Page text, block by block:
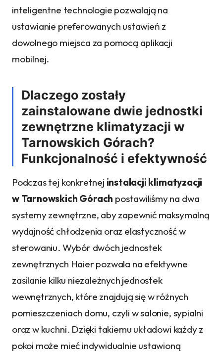
inteligentne technologie pozwalają na
ustawianie preferowanych ustawień z
dowolnego miejsca za pomocą aplikacji
mobilnej.
Dlaczego zostały
zainstalowane dwie jednostki
zewnętrzne klimatyzacji w
Tarnowskich Górach?
Funkcjonalność i efektywność
Podczas tej konkretnej instalacji klimatyzacji
w Tarnowskich Górach postawiliśmy na dwa
systemy zewnętrzne, aby zapewnić maksymalną
wydajność chłodzenia oraz elastyczność w
sterowaniu. Wybór dwóch jednostek
zewnętrznych Haier pozwala na efektywne
zasilanie kilku niezależnych jednostek
wewnętrznych, które znajdują się w różnych
pomieszczeniach domu, czyli w salonie, sypialni
oraz w kuchni. Dzięki takiemu układowi każdy z
pokoi może mieć indywidualnie ustawioną